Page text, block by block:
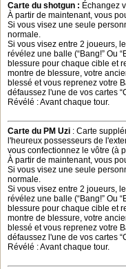
Carte du shotgun : Échangez
À partir de maintenant, vous
Si vous visez une seule
normale.
Si vous visez entre 2 joueurs,
révélez une balle (“Bang!” Ou
blessure pour chaque cible et
montre de blessure, votre
blessé et vous reprenez votre
défaussez l'une de vos cartes
Révélé : Avant chaque tour.
Carte du PM Uzi : Carte
l'heureux possesseurs de
vous confectionnez le vôtre (à
À partir de maintenant, vous
Si vous visez une seule
normale.
Si vous visez entre 2 joueurs,
révélez une balle (“Bang!” Ou
blessure pour chaque cible et
montre de blessure, votre
blessé et vous reprenez votre
défaussez l'une de vos cartes
Révélé : Avant chaque tour.